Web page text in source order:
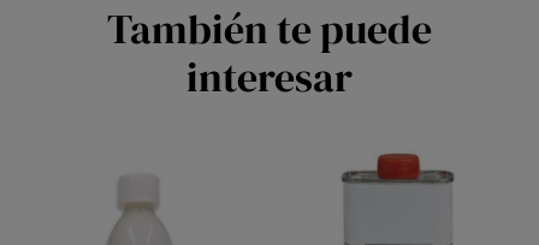
También te puede
interesar